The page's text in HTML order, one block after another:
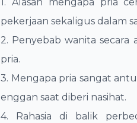
pekerjaan sekaligus dalam
​2. Penyebab wanita
pria.
​3. Mengapa pria sangat
enggan saat diberi nasihat.
​4. Rahasia di balik